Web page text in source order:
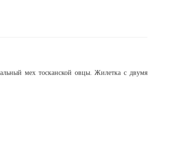
мех тосканской овцы. Жилетка с двумя